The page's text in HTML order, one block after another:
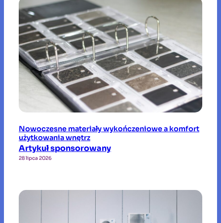
Nowoczesne materiały wykończeniowe a komfort
użytkowania wnętrz
Artykuł sponsorowany
28 lipca 2026